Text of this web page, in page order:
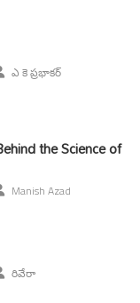
ఎ కె ప్రభాకర్
the Science of
Manish Azad
రివేరా